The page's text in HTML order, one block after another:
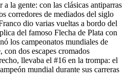
la gente: con las clásicas antiparras
corredores de mediados del siglo
dio varias vueltas a bordo del
del famoso Flecha de Plata con
los campeonatos mundiales de
dos escapes cromados
llevaba el #16 en la trompa: el
mundial durante sus carreras